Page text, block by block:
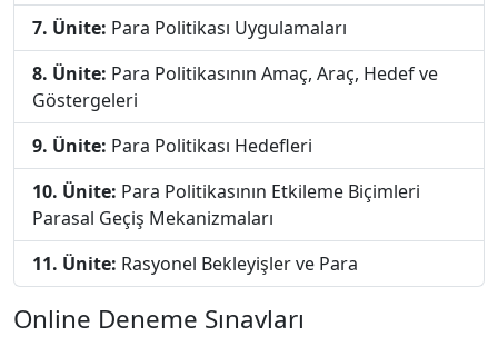
7. Ünite: Para Politikası Uygulamaları
8. Ünite: Para Politikasının Amaç, Araç, Hedef ve
Göstergeleri
9. Ünite: Para Politikası Hedefleri
10. Ünite: Para Politikasının Etkileme Biçimleri
Parasal Geçiş Mekanizmaları
11. Ünite: Rasyonel Bekleyişler ve Para
Online Deneme Sınavları